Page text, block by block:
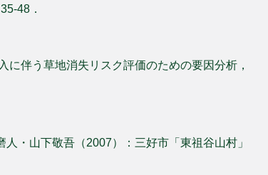
48．
に伴う草地消失リスク評価のための要因分析，
・山下敬吾（2007）：三好市「東祖谷山村」